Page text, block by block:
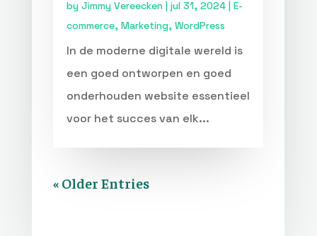
by Jimmy Vereecken| jul 31, 2024| E-
commerce, Marketing, WordPress
In de moderne digitale wereld is
een goed ontworpen en goed
onderhouden website essentieel
voor het succes van elk...
« Older Entries